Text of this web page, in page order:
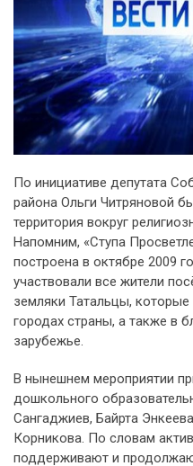
По инициативе депутата
района Ольги Читряновой
территория вокруг
Напомним, «Ступа
построена в октябре 2009
участвовали все жители
земляки Татальцы,
городах страны, а также в
зарубежье.
В нынешнем мероприятии
дошкольного
Сангаджиев, Байрта
Корникова. По словам
поддерживают и